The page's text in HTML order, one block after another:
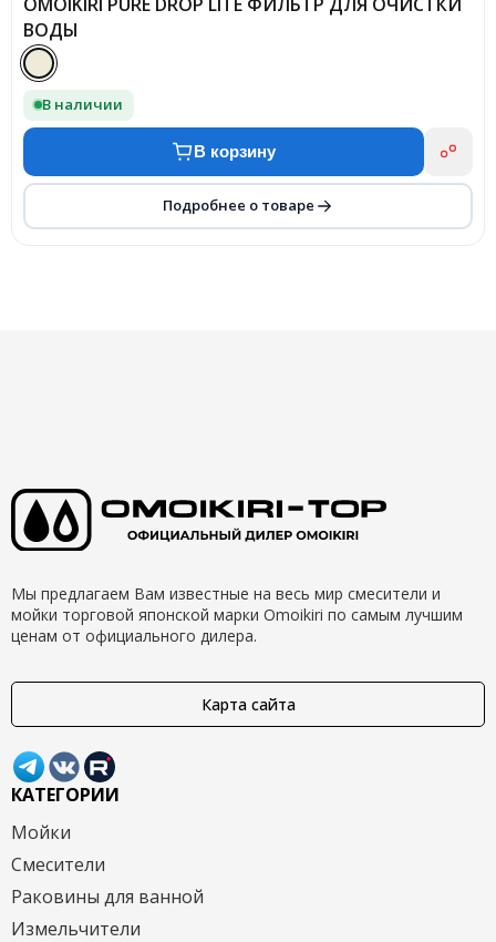
ВОДЫ
В наличии
В корзину
Подробнее о товаре
Мы предлагаем Вам известные на весь мир смесители и
мойки торговой японской марки Omoikiri по самым лучшим
ценам от официального дилера.
Карта сайта
КАТЕГОРИИ
Мойки
Смесители
Раковины для ванной
Измельчители